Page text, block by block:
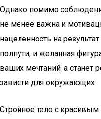
Однако помимо
не менее важна и
нацеленность на
полпути, и желанная
ваших мечтаний, а станет
зависти для окружающих
Стройное тело с